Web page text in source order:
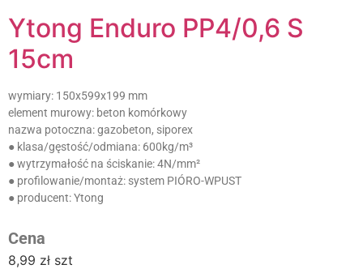
Ytong Enduro PP4/0,6 S
15cm
wymiary: 150x599x199 mm
element murowy: beton komórkowy
nazwa potoczna:gazobeton, siporex
● klasa/gęstość/odmiana: 600kg/m³
● wytrzymałość na ściskanie:4N/mm²
● profilowanie/montaż: system PIÓRO-WPUST
● producent:Ytong
Cena
8,99 zł szt